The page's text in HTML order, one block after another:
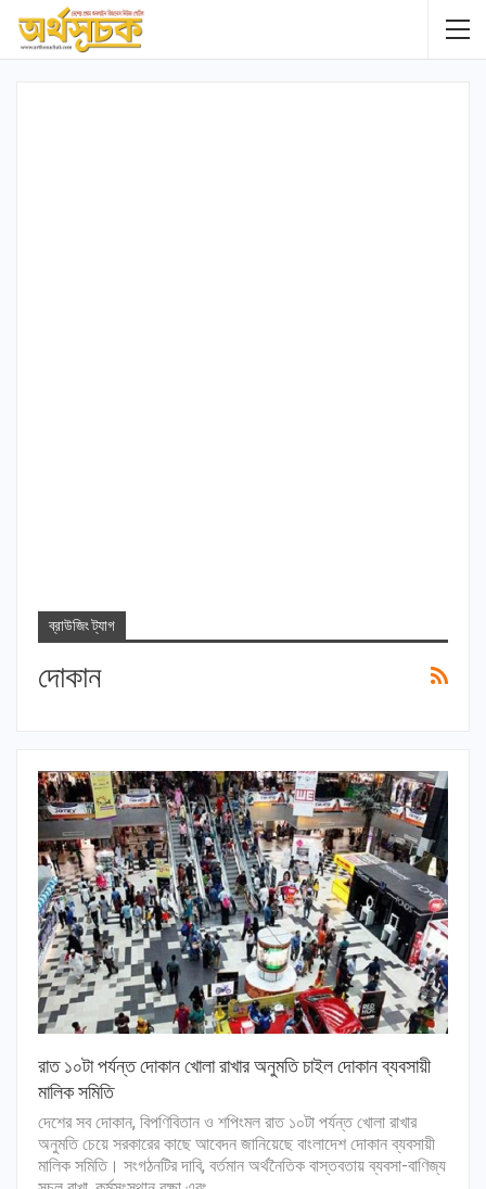
ব্রাউজিং ট্যাগ
দোকান
রাত ১০টা পর্যন্ত দোকান খোলা রাখার অনুমতি চাইল দোকান ব্যবসায়ী
মালিক সমিতি
দেশের সব দোকান, বিপণিবিতান ও শপিংমল রাত ১০টা পর্যন্ত খোলা রাখার
অনুমতি চেয়ে সরকারের কাছে আবেদন জানিয়েছে বাংলাদেশ দোকান ব্যবসায়ী
মালিক সমিতি। সংগঠনটির দাবি, বর্তমান অর্থনৈতিক বাস্তবতায় ব্যবসা-বাণিজ্য